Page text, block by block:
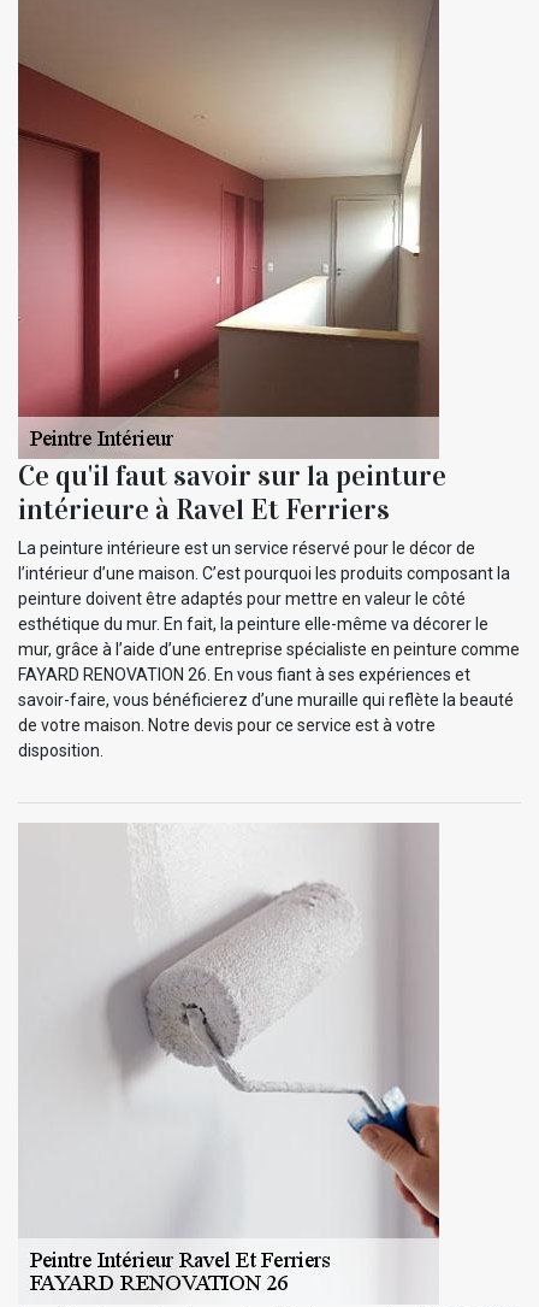
Ce qu'il faut savoir sur la peinture
intérieure à Ravel Et Ferriers
La peinture intérieure est un service réservé pour le décor de
l’intérieur d’une maison. C’est pourquoi les produits composant la
peinture doivent être adaptés pour mettre en valeur le côté
esthétique du mur. En fait, la peinture elle-même va décorer le
mur, grâce à l’aide d’une entreprise spécialiste en peinture comme
FAYARD RENOVATION 26. En vous fiant à ses expériences et
savoir-faire, vous bénéficierez d’une muraille qui reflète la beauté
de votre maison. Notre devis pour ce service est à votre
disposition.